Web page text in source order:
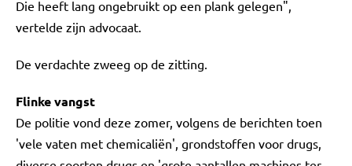
Die heeft lang ongebruikt op een plank gelegen",
vertelde zijn advocaat.
De verdachte zweeg op de zitting.
Flinke vangst
De politie vond deze zomer, volgens de berichten toen
'vele vaten met chemicaliën', grondstoffen voor drugs,